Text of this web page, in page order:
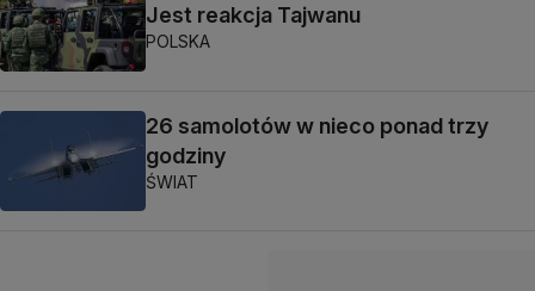
Jest reakcja Tajwanu
POLSKA
26 samolotów w nieco ponad trzy
godziny
ŚWIAT